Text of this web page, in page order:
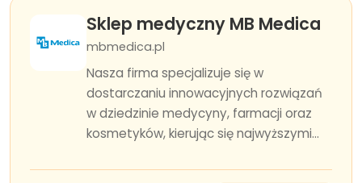
Sklep medyczny MB Medica
mbmedica.pl
Nasza firma specjalizuje się w
dostarczaniu innowacyjnych rozwiązań
w dziedzinie medycyny, farmacji oraz
kosmetyków, kierując się najwyższymi...